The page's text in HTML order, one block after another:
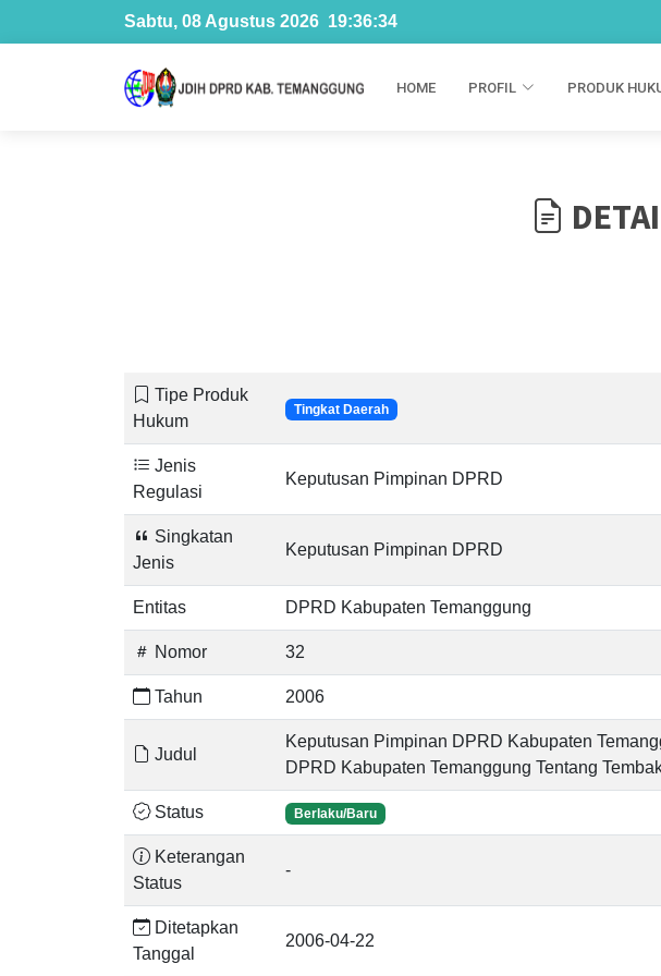
Sabtu, 08 Agustus 2026 19:36:35
HOME PROFIL PRODUK
Tipe Produk
Hukum
Tingkat Daerah
Jenis
Regulasi
Keputusan Pimpinan DPRD
Singkatan
Jenis
Keputusan Pimpinan DPRD
Entitas DPRD Kabupaten Temanggung
Nomor 32
Tahun 2006
Judul
Keputusan Pimpinan DPRD Kabupaten
DPRD Kabupaten Temanggung Tentang
Status Berlaku/Baru
Keterangan
Status
-
Ditetapkan
Tanggal
2006-04-22